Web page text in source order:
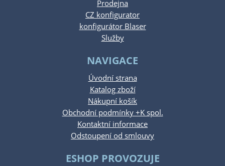
Prodejna
CZ konfigurator
konfigurátor Blaser
Služby
NAVIGACE
Úvodní strana
Katalog zboží
Nákupní košík
Obchodní podmínky +K spol.
Kontaktní informace
Odstoupení od smlouvy
ESHOP PROVOZUJE